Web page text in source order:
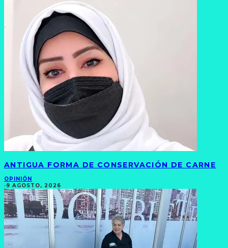
ANTIGUA FORMA DE CONSERVACIÓN DE CARNE
OPINIÓN
·9 AGOSTO, 2026